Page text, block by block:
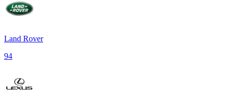
Land Rover
94